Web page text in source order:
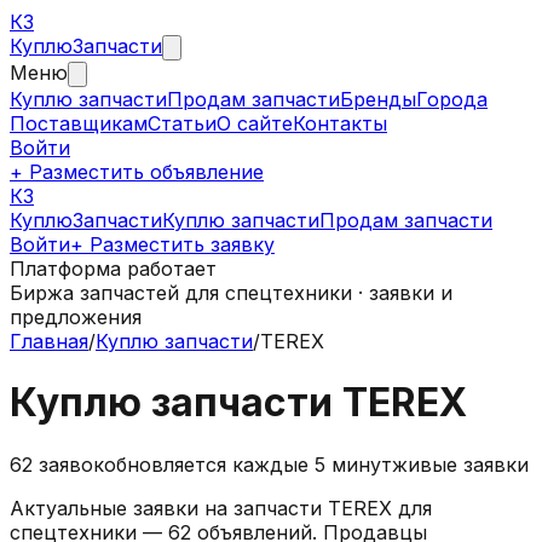
КЗ
КуплюЗапчасти
Меню
Куплю запчастиПродам запчастиБрендыГорода
ПоставщикамСтатьиО сайтеКонтакты
Войти
+ Разместить объявление
КЗ
КуплюЗапчастиКуплю запчастиПродам запчасти
Войти+ Разместить заявку
Платформа работает
Биржа запчастей для спецтехники · заявки и
предложения
Главная/Куплю запчасти/TEREX
Куплю запчасти TEREX
62 заявокобновляется каждые 5 минутживые заявки
Актуальные заявки на запчасти TEREX для
спецтехники — 62 объявлений. Продавцы